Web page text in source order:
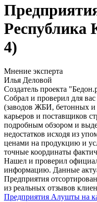
4)
Мнение эксперта
Илья Деловой
Создатель проекта
Собрал и проверил для
(заводов ЖБИ, бетонных и
карьеров и поставщиков
подробным обзором и
недостатков исходя из
ценами на продукцию и
точные координаты
Нашел и проверил
информацию. Данные
Предприятия
из реальных отзывов
Предприятия Алушты на